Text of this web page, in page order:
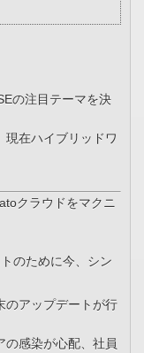
の注目テーマを決
現在ハイブリッドワ
のために今、シン
のアップデートが行
の感染が心配、社員